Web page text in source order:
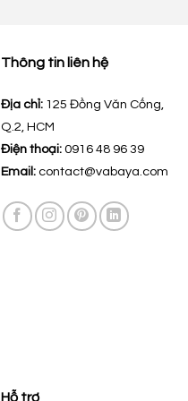
Thông tin liên hệ
Địa chỉ: 125 Đồng Văn Cống,
Q.2, HCM
Điện thoại: 0916 48 96 39
Email: contact@vabaya.com
Hỗ trợ